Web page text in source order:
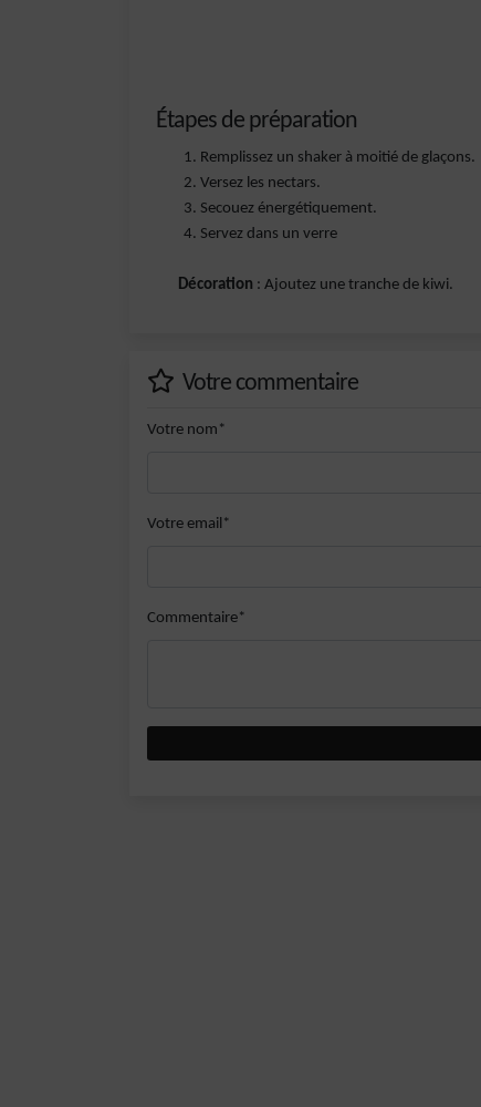
Étapes de préparation
Remplissez un shaker à moitié de glaçons.
Versez les nectars.
Secouez énergétiquement.
Servez dans un verre
Décoration : Ajoutez une tranche de kiwi.
Votre commentaire
Votre nom*
Votre email*
Commentaire*